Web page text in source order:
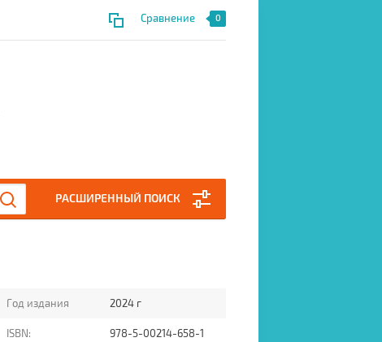
Сравнение 0
РАСШИРЕННЫЙ ПОИСК
Год издания 2024 г
ISBN: 978-5-00214-658-1